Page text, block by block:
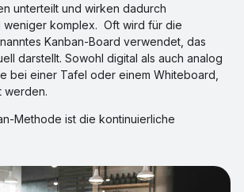
unterteilt und wirken dadurch
weniger komplex. Oft wird für die
Kanban-Board verwendet, das
darstellt. Sowohl digital als auch analog
bei einer Tafel oder einem Whiteboard,
werden.
Methode ist die kontinuierliche